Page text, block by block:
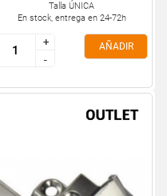
Talla ÚNICA
En stock, entrega en 24-72h
+
-
+
-
AÑADIR